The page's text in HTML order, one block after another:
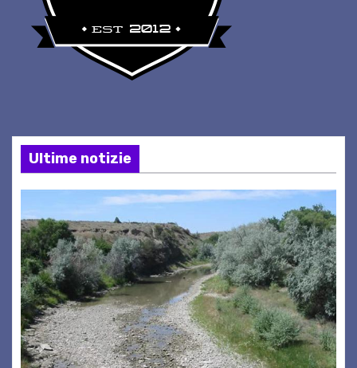
Ultime notizie